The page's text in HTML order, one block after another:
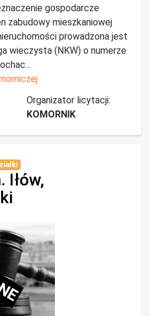
gospodarcze
zabudowy mieszkaniowej
prowadzona jest
wieczysta (NKW) o numerze
Organizator licytacji:
KOMORNIK
Iłów,